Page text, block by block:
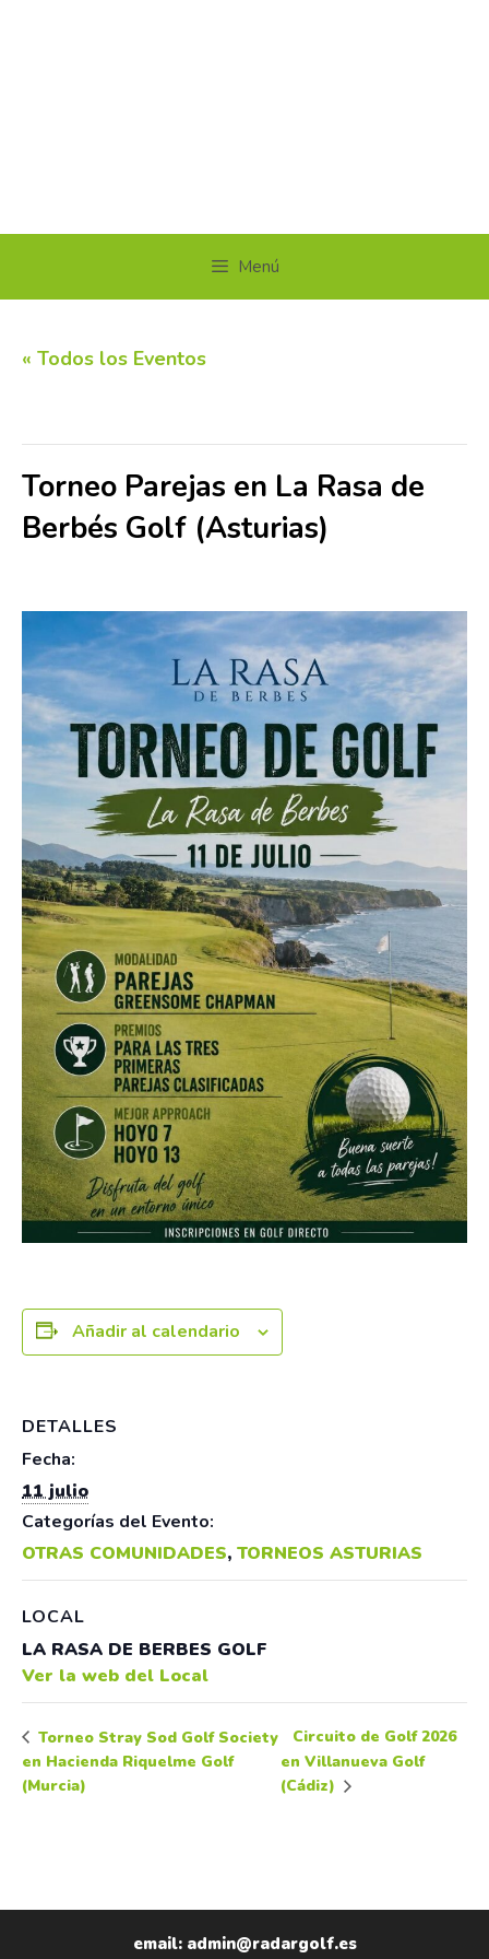
Menú
« Todos los Eventos
Torneo Parejas en La Rasa de
Berbés Golf (Asturias)
Añadir al calendario
DETALLES
Fecha:
11 julio
Categorías del Evento:
OTRAS COMUNIDADES, TORNEOS ASTURIAS
LOCAL
LA RASA DE BERBES GOLF
Ver la web del Local
Torneo Stray Sod Golf Society
en Hacienda Riquelme Golf
(Murcia)
Circuito de Golf 2026
en Villanueva Golf
(Cádiz)
email: admin@radargolf.es